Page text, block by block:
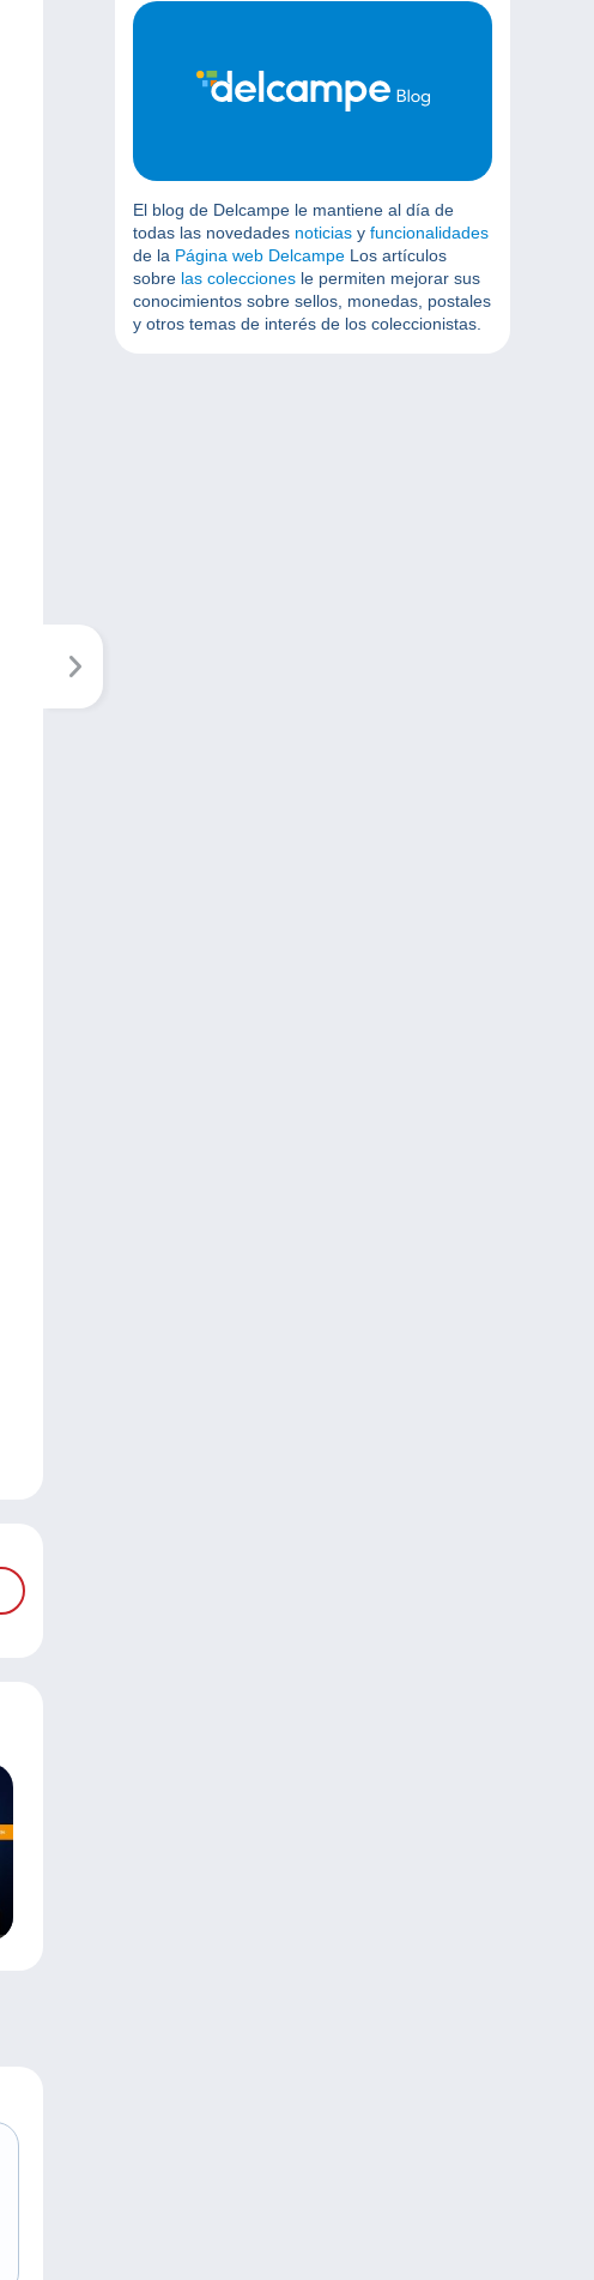
El blog de Delcampe le mantiene al día de
todas las novedades noticias y funcionalidades
de la Página web Delcampe Los artículos
sobre las colecciones le permiten mejorar sus
conocimientos sobre sellos, monedas, postales
y otros temas de interés de los coleccionistas.